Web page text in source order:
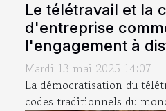
Le télétravail et la
d'entreprise
l'engagement à
Mardi 13 mai 2025 14:07
La démocratisation du
codes traditionnels du